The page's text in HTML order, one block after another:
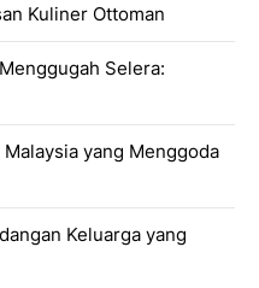
Kuliner Ottoman
Selera:
yang Menggoda
Keluarga yang